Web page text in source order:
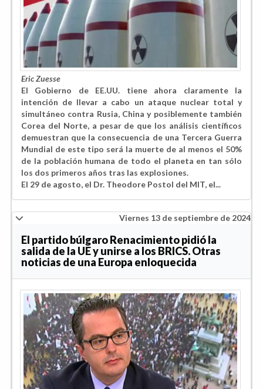
Eric Zuesse
El Gobierno de EE.UU. tiene ahora claramente la
intención de llevar a cabo un ataque nuclear total y
simultáneo contra Rusia, China y posiblemente también
Corea del Norte, a pesar de que los análisis científicos
demuestran que la consecuencia de una Tercera Guerra
Mundial de este tipo será la muerte de al menos el 50%
de la población humana de todo el planeta en tan sólo
los dos primeros años tras las explosiones.
El 29 de agosto, el Dr. Theodore Postol del MIT, el...
Viernes 13 de septiembre de 2024
El partido búlgaro Renacimiento pidió la
salida de la UE y unirse a los BRICS. Otras
noticias de una Europa enloquecida